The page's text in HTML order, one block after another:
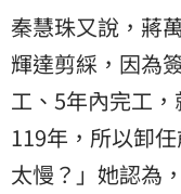
秦慧珠又說，蔣
輝達剪綵，因為
工、5年內完工
119年，所以卸
太慢？」她認為